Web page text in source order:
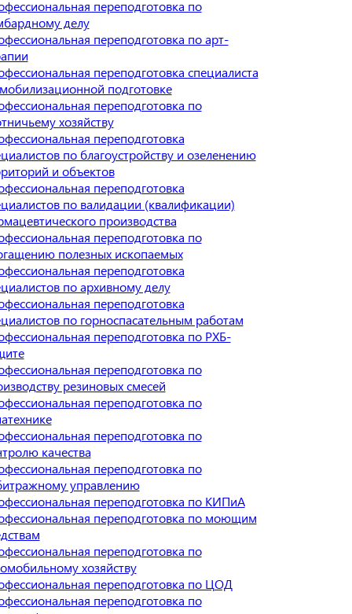
переподготовка по
делу
переподготовка по арт-
переподготовка специалиста
подготовке
переподготовка по
хозяйству
переподготовка
по благоустройству и озеленению
и объектов
переподготовка
по валидации (квалификации)
производства
переподготовка по
полезных ископаемых
переподготовка
по архивному делу
переподготовка
по горноспасательным работам
переподготовка по РХБ-
переподготовка по
резиновых смесей
переподготовка по
переподготовка по
качества
переподготовка по
управлению
переподготовка по КИПиА
переподготовка по моющим
переподготовка по
хозяйству
переподготовка по ЦОД
переподготовка по